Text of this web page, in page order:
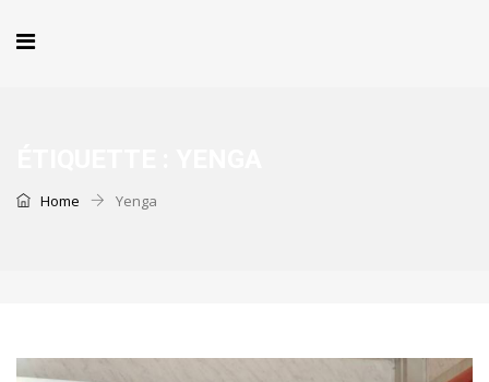
Home Yenga